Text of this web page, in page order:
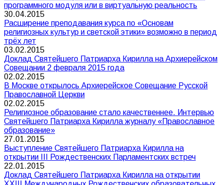
программного модуля или в виртуальную реальность
30.04.2015
Расширение преподавания курса по «Основам
религиозных культур и светской этики» возможно в период
трёх лет
03.02.2015
Доклад Святейшего Патриарха Кирилла на Архиерейском
Совещании 2 февраля 2015 года
02.02.2015
В Москве открылось Архиерейское Совещание Русской
Православной Церкви
02.02.2015
Религиозное образование стало качественнее. Интервью
Святейшего Патриарха Кирилла журналу «Православное
образование»
27.01.2015
Выступление Святейшего Патриарха Кирилла на
открытии III Рождественских Парламентских встреч
22.01.2015
Доклад Святейшего Патриарха Кирилла на открытии